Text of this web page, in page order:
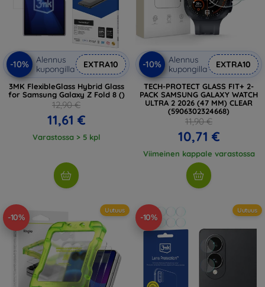
-10%
Alennus
kupongilla
EXTRA10
3MK FlexibleGlass Hybrid Glass
for Samsung Galaxy Z Fold 8 ()
12,90 €
11,61 €
Varastossa > 5 kpl
-10%
Alennus
kupongilla
EXTRA10
TECH-PROTECT GLASS FIT+ 2-
PACK SAMSUNG GALAXY WATCH
ULTRA 2 2026 (47 MM) CLEAR
(5906302324668)
11,90 €
10,71 €
Viimeinen kappale varastossa
-10%
Uutuus
-10%
Uutuus